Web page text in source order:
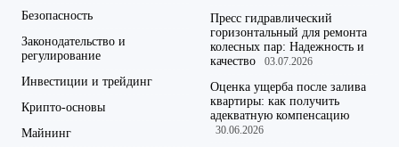
Безопасность
Законодательство и
регулирование
Инвестиции и трейдинг
Крипто-основы
Майнинг
Пресс гидравлический
горизонтальный для ремонта
колесных пар: Надежность и
качество
03.07.2026
Оценка ущерба после залива
квартиры: как получить
адекватную компенсацию
30.06.2026